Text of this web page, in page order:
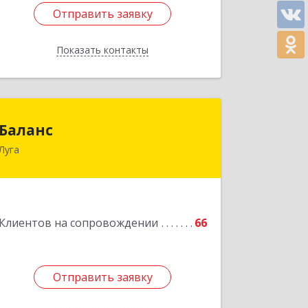
Отправить заявку
Показать контакты
Отправить заявку
Назад
Баланс
Луга
Клиентов на сопровождении 66
Отправить заявку
Отправить заявку